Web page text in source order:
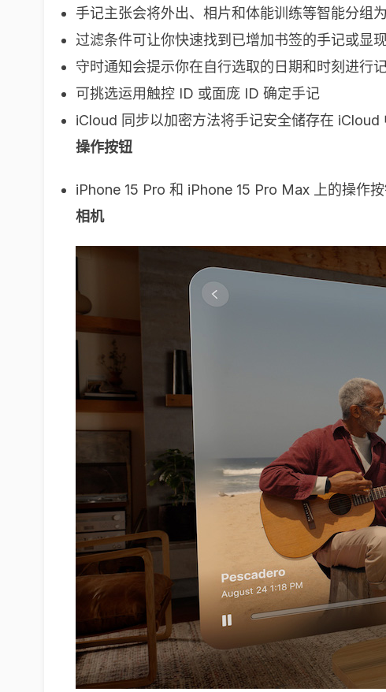
手记主张会将外出、相片和体能训练等智能分组
过滤条件可让你快速找到已增加书签的手记或显
守时通知会提示你在自行选取的日期和时刻进行
可挑选运用触控 ID 或面庞 ID 确定手记
iCloud 同步以加密方法将手记安全储存在 iCloud
操作按钮
iPhone 15 Pro 和 iPhone 15 Pro Max 上的操作
相机